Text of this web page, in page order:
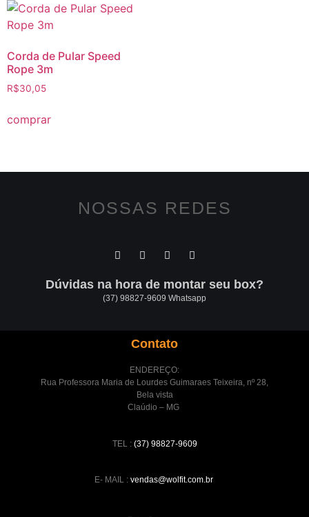
Corda de Pular Speed
Rope 3m
R$30,05
comprar
NOSSAS REDES
Dúvidas na hora de montar seu box?
(37) 98827-9609 Whatsapp
Contato
ENDEREÇO:
Rua Professora Maria de Lourdes Guimaraes Teixeira, nº 28,
Bela vista
Claúdio – MG
TEL : (37) 98827-9609
E- MAIL : vendas@wolfit.com.br